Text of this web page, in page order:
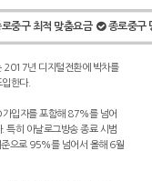
중구 최적 맞춤요금 종로중구
2017년 디지털전환에 박차를
한다.
가입자를 포함해 87%를 넘어
특히 아날로그방송 종료 시범
으로 95%를 넘어서 올해 6월